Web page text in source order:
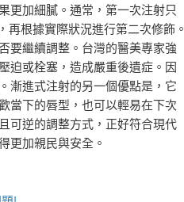
更加細膩。通常，第一次注射只
根據實際狀況進行第二次修飾。
要繼續調整。台灣的醫美專家強
迫或栓塞，造成嚴重後遺症。因
漸進式注射的另一個優點是，它
當下的唇型，也可以輕易在下次
可逆的調整方式，正好符合現代
更加親民與安全。